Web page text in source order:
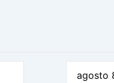
agosto